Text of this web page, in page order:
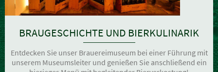
BRAUGESCHICHTE UND BIERKULINARIK
Entdecken Sie unser Brauereimuseum bei einer Führung mit
unserem Museumsleiter und genießen Sie anschließend ein